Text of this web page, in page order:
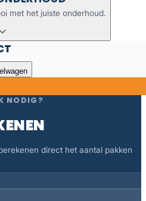
met het juiste onderhoud.
NODIG?
direct het aantal pakken